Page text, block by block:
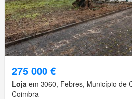
275 000 €
Loja em 3060, Febres, Município de
Coimbra